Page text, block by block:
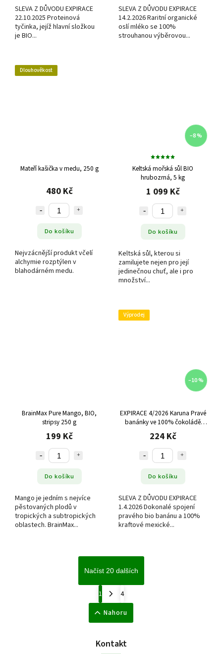
SLEVA Z DŮVODU EXPIRACE
22.10.2025 Proteinová
tyčinka, jejíž hlavní složkou
je BIO...
SLEVA Z DŮVODU EXPIRACE
14.2.2026 Raritní organické
oslí mléko se 100%
strouhanou výběrovou...
Dlouhověkost
Mateří kašička v medu, 250 g
480 Kč
Do košíku
Nejvzácnější produkt včelí
alchymie rozptýlen v
blahodárném medu.
–8 %
Keltská mořská sůl BIO
hrubozrná, 5 kg
1 099 Kč
Do košíku
Keltská sůl, kterou si
zamilujete nejen pro její
jedinečnou chuť, ale i pro
množství...
BrainMax Pure Mango, BIO,
stripsy 250 g
199 Kč
Do košíku
Mango je jedním s nejvíce
pěstovaných plodů v
tropických a subtropických
oblastech. BrainMax...
Výprodej
–10 %
EXPIRACE 4/2026 Karuna Pravé
banánky ve 100% čokoládě
(Mexiko), 100 g
224 Kč
Do košíku
SLEVA Z DŮVODU EXPIRACE
1.4.2026 Dokonalé spojení
pravého bio banánu a 100%
kraftové mexické...
Načíst 20 dalších
1
4
Nahoru
Kontakt